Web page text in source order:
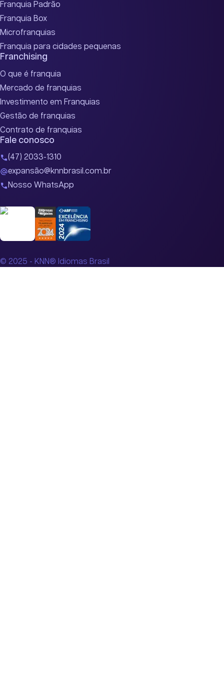
Franquia Padrão
Franquia Box
Microfranquias
Franquia para cidades pequenas
Franchising
O que é franquia
Mercado de franquias
Investimento em Franquias
Gestão de franquias
Contrato de franquias
Fale conosco
(47) 2033-1310
expansão@knnbrasil.com.br
Nosso WhatsApp
© 2025 - KNN® Idiomas Brasil